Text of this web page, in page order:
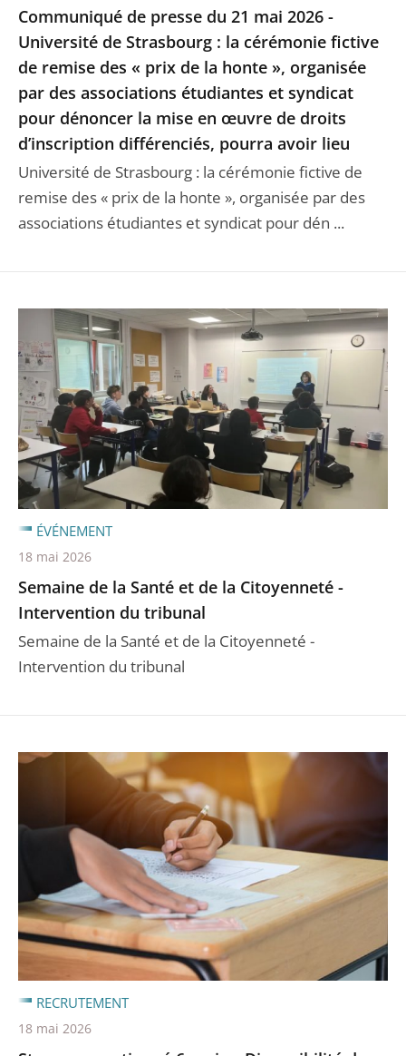
Communiqué de presse du 21 mai 2026 -
Université de Strasbourg : la cérémonie fictive
de remise des « prix de la honte », organisée
par des associations étudiantes et syndicat
pour dénoncer la mise en œuvre de droits
d’inscription différenciés, pourra avoir lieu
Université de Strasbourg : la cérémonie fictive de
remise des « prix de la honte », organisée par des
associations étudiantes et syndicat pour dén ...
Semaine de la Santé et de la Citoyenneté -
Intervention du tribunal
Semaine de la Santé et de la Citoyenneté -
Intervention du tribunal
ÉVÉNEMENT
18 mai 2026
RECRUTEMENT
18 mai 2026